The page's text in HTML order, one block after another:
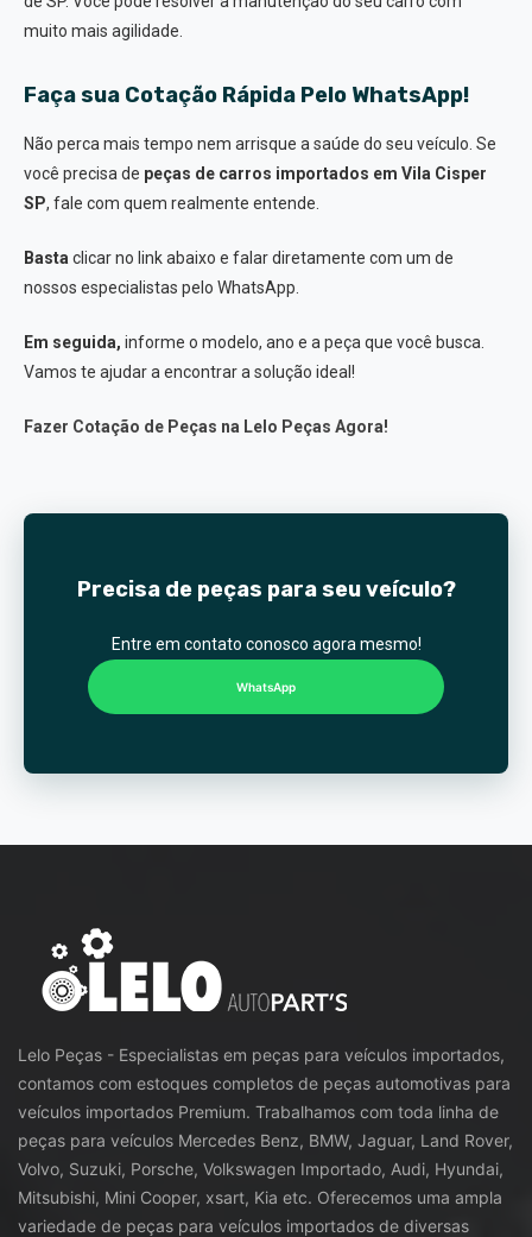
muito mais agilidade.
Faça sua Cotação Rápida Pelo WhatsApp!
Não perca mais tempo nem arrisque a saúde do seu veículo. Se
você precisa de peças de carros importados em Vila Cisper
SP, fale com quem realmente entende.
Basta clicar no link abaixo e falar diretamente com um de
nossos especialistas pelo WhatsApp.
Em seguida, informe o modelo, ano e a peça que você busca.
Vamos te ajudar a encontrar a solução ideal!
Fazer Cotação de Peças na Lelo Peças Agora!
Precisa de peças para seu veículo?
Entre em contato conosco agora mesmo!
WhatsApp
Lelo Peças - Especialistas em peças para veículos importados,
contamos com estoques completos de peças automotivas para
veículos importados Premium. Trabalhamos com toda linha de
peças para veículos Mercedes Benz, BMW, Jaguar, Land Rover,
Volvo, Suzuki, Porsche, Volkswagen Importado, Audi, Hyundai,
Mitsubishi, Mini Cooper, xsart, Kia etc. Oferecemos uma ampla
variedade de peças para veículos importados de diversas